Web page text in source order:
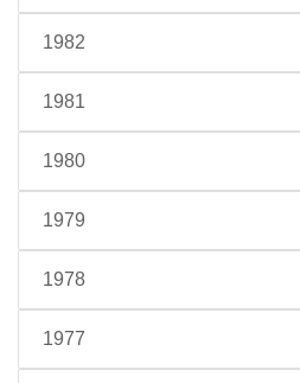
1982
1981
1980
1979
1978
1977